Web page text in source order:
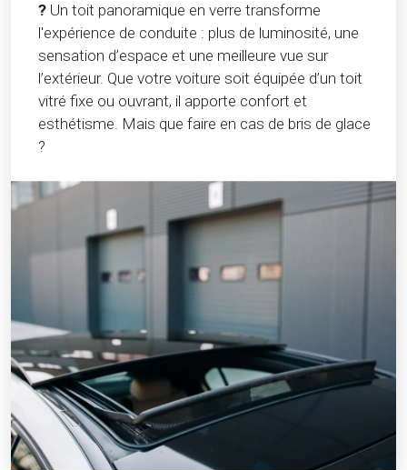
? Un toit panoramique en verre transforme
l'expérience de conduite : plus de luminosité, une
sensation d’espace et une meilleure vue sur
l’extérieur. Que votre voiture soit équipée d’un toit
vitré fixe ou ouvrant, il apporte confort et
esthétisme. Mais que faire en cas de bris de glace
?